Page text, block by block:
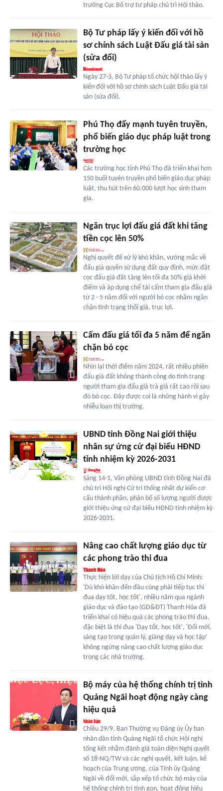
trưởng Cục Bổ trợ tư pháp chủ trì Hội thảo.
Bộ Tư pháp lấy ý kiến đối với hồ
sơ chính sách Luật Đấu giá tài sản
(sửa đổi)
Ngày 27-3, Bộ Tư pháp tổ chức hội thảo lấy ý
kiến đối với hồ sơ chính sách Luật Đấu giá tài
sản (sửa đổi).
Phú Thọ đẩy mạnh tuyên truyền,
phổ biến giáo dục pháp luật trong
trường học
Các trường học tỉnh Phú Thọ đã triển khai hơn
150 buổi tuyên truyền phổ biến giáo dục pháp
luật, thu hút trên 60.000 lượt học sinh tham
gia.
Ngăn trục lợi đấu giá đất khi tăng
tiền cọc lên 50%
Nghị quyết để xử lý khó khăn, vướng mắc về
đấu giá quyền sử dụng đất quy định, mức đặt
cọc đấu giá đất tăng lên tối đa 50% giá khởi
điểm và áp dụng chế tài cấm tham gia đấu giá
từ 2 - 5 năm đối với người bỏ cọc nhằm ngăn
chặn tình trạng thổi giá, trục lợi.
Cấm đấu giá tối đa 5 năm để ngăn
chặn bỏ cọc
Nhìn lại thời điểm năm 2024, rất nhiều phiên
đấu giá đất không thành công do tình trạng
người tham gia đấu giá trả giá rất cao rồi sau
đó bỏ cọc. Đây được coi là những hành vi gây
nhiễu loạn thị trường.
UBND tỉnh Đồng Nai giới thiệu
nhân sự ứng cử đại biểu HĐND
tỉnh nhiệm kỳ 2026-2031
Sáng 14-1, Văn phòng UBND tỉnh Đồng Nai đã
chủ trì Hội nghị Cử tri thống nhất dự kiến cơ
cấu thành phần, phân bổ số lượng người được
giới thiệu ứng cử đại biểu HĐND tỉnh nhiệm kỳ
2026-2031.
Nâng cao chất lượng giáo dục từ
các phong trào thi đua
Thực hiện lời dạy của Chủ tịch Hồ Chí Minh:
'Dù khó khăn đến đâu cũng phải tiếp tục thi
đua dạy tốt, học tốt', nhiều năm qua ngành
giáo dục và đào tạo (GD&ĐT) Thanh Hóa đã
triển khai có hiệu quả các phong trào thi đua,
đặc biệt là thi đua 'Dạy tốt, học tốt', 'Đổi mới,
sáng tạo trong quản lý, giảng dạy và học tập'
không ngừng nâng cao chất lượng giáo dục
trong các nhà trường.
Bộ máy của hệ thống chính trị tỉnh
Quảng Ngãi hoạt động ngày càng
hiệu quả
Chiều 29/9, Ban Thường vụ Đảng ủy Ủy ban
nhân dân tỉnh Quảng Ngãi tổ chức Hội nghị
tổng kết nhằm đánh giá toàn diện Nghị quyết
số 18-NQ/TW và các nghị quyết, kết luận, kế
hoạch của Trung ương, của Tỉnh ủy Quảng
Ngãi về đổi mới, sắp xếp tổ chức bộ máy của
hệ thống chính trị tinh gọn, hoạt động hiệu